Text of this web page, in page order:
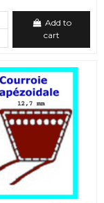
Add to
cart